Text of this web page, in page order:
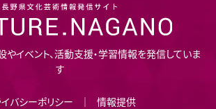
イベント、活動支援・学習情報を発信していま
す
バシーポリシー 情報提供